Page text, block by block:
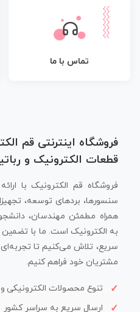
تماس با ما
فروشگاه اینترنتی قم
قطعات الکترونیک و
فروشگاه قم الکترونیک با
سنسورها، بردهای توسعه،
همراه مطمئن مهندسان،
به الکترونیک است. ما با
سریع، تلاش می‌کنیم تا
مشتریان خود فراهم کنیم.
تنوع محصولات الکترونیکی
ارسال سریع به سراسر کشور